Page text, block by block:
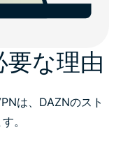
要な理由
は、DAZNのスト
。